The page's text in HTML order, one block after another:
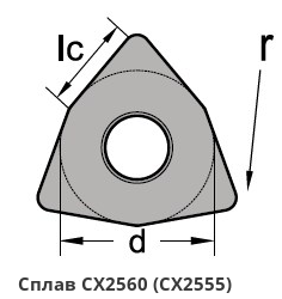
Сплав CX2560 (CX2555)